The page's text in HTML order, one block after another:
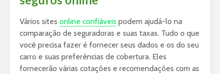
Vários sites online confiáveis podem ajudá-lo na
comparação de seguradoras e suas taxas. Tudo o que
você precisa fazer é fornecer seus dados e os do seu
carro e suas preferências de cobertura. Eles
fornecerão várias cotações e recomendações com as